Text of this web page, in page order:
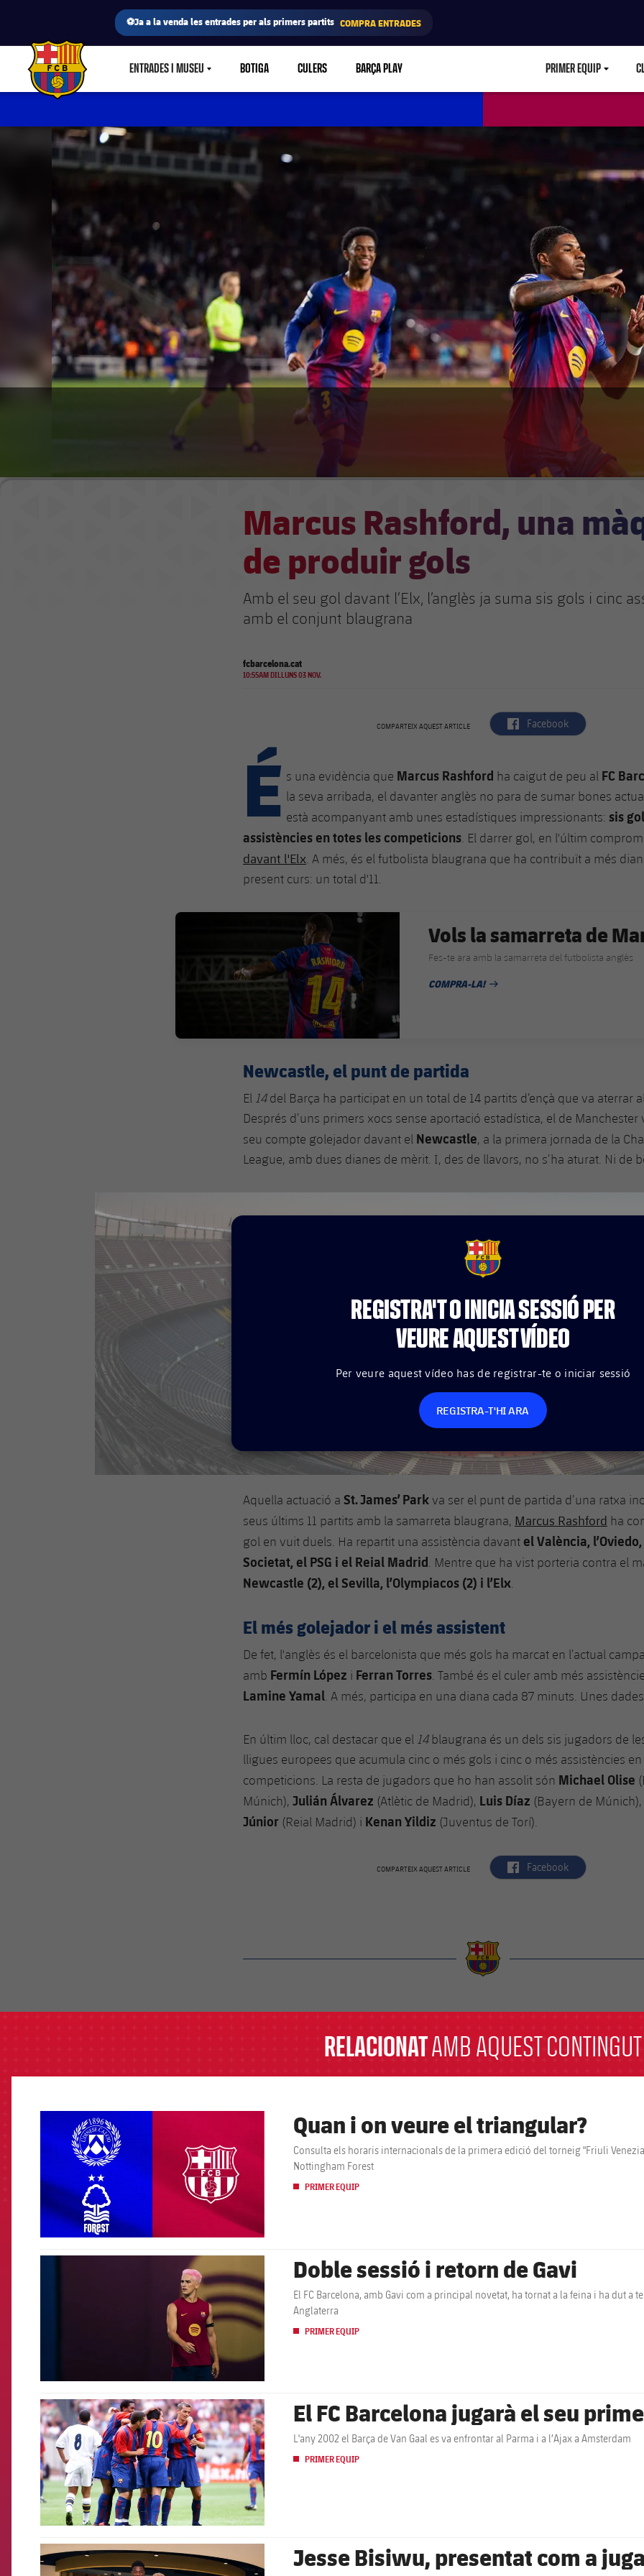
⚽Ja a la venda les entrades per als primers partits COMPRA ENTRADES
FC Barcelona club badge ENTRADES I MUSEULABEL.SHARE.CARETDOWN
BOTIGA CULERS BARÇA PLAY PRIMER EQUIP
Marcus Rashford, una
de produir gols
Amb el seu gol davant l’Elx, l’anglès ja suma sis gols i cinc
amb el conjunt blaugrana
fcbarcelona.cat
10:55AM DILLUNS 03 NOV.
COMPARTEIX AQUEST ARTICLE label.aria.facebook
Facebook
É s una evidència que Marcus Rashford ha caigut de peu al FC
la seva arribada, el davanter anglès no para de sumar bones
està acompanyant amb unes estadístiques impressionants: sis
assistències en totes les competicions. El darrer gol, en l'últim
davant l'Elx. A més, és el futbolista blaugrana que ha contribuït a més
present curs: un total d'11.
FC Barcelona club badge
Vols la samarreta de
Fes-te ara amb la samarreta del futbolista anglès
COMPRA-LA!
DATA DE PUBLICACIÓ
Newcastle, el punt de partida
El 14del Barça ha participat en un total de 14 partits d’ençà que va aterrar
Després d’uns primers xocs sense aportació estadística, el de Manchester
seu compte golejador davant el Newcastle, a la primera jornada de la
League, amb dues dianes de mèrit. I, des de llavors, no s’ha aturat. Ni de
FCB Barcelona badge
REGISTRA'T O INICIA SESSIÓ PER
VEURE AQUEST VÍDEO
Per veure aquest vídeo has de registrar-te o iniciar sessió
REGISTRA-T'HI ARA
Aquella actuació a St. James’ Park va ser el punt de partida d’una ratxa
seus últims 11 partits amb la samarreta blaugrana, Marcus Rashford ha
gol en vuit duels. Ha repartit una assistència davant el València,
Societat, el PSG i el Reial Madrid . Mentre que ha vist porteria contra el
Newcastle (2), el Sevilla, l’Olympiacos (2) i l’Elx
El més golejador i el més assistent
De fet, l'anglès és el barcelonista que més gols ha marcat en l’actual
amb Fermín López i Ferran Torres . També és el culer amb més
Lamine Yamal . A més, participa en una diana cada 87 minuts. Unes
En últim lloc, cal destacar que el 14 blaugrana és un dels sis jugadors de
lligues europees que acumula cinc o més gols i cinc o més assistències
competicions. La resta de jugadors que ho han assolit són Michael Olise
Múnich), Julián Álvarez (Atlètic de Madrid), Luis Díaz (Bayern de Múnich),
Júnior (Reial Madrid) i Kenan Yildiz (Juventus de Torí).
COMPARTEIX AQUEST ARTICLE label.aria.facebook
Facebook
RELACIONATAMB AQUEST CONTINGUT
FCB Barcelona badge Quan i on veure el triangular?
Consulta els horaris internacionals de la primera edició del torneig "Friuli
Nottingham Forest
PRIMER EQUIP
Doble sessió i retorn de Gavi
El FC Barcelona, amb Gavi com a principal novetat, ha tornat a la feina i ha dut a
Anglaterra
PRIMER EQUIP
FCB Barcelona badge El FC Barcelona jugarà el seu
L'any 2002 el Barça de Van Gaal es va enfrontar al Parma i a l’Ajax a Amsterdam
PRIMER EQUIP
FCB Barcelona badge Jesse Bisiwu, presentat com a